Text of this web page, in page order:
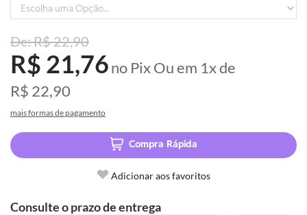
R$ 22,90
R$ 21,76no PixOu em 1xde
R$ 22,90
mais formas de pagamento
Compra Rápida
Adicionar aos favoritos
Consulte o prazo de entrega